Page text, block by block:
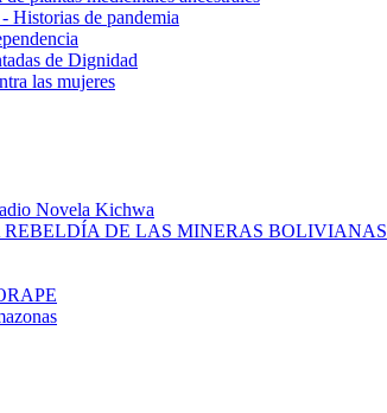
Historias de pandemia
de Dignidad
las mujeres
Novela Kichwa
DE LAS MINERAS BOLIVIANAS